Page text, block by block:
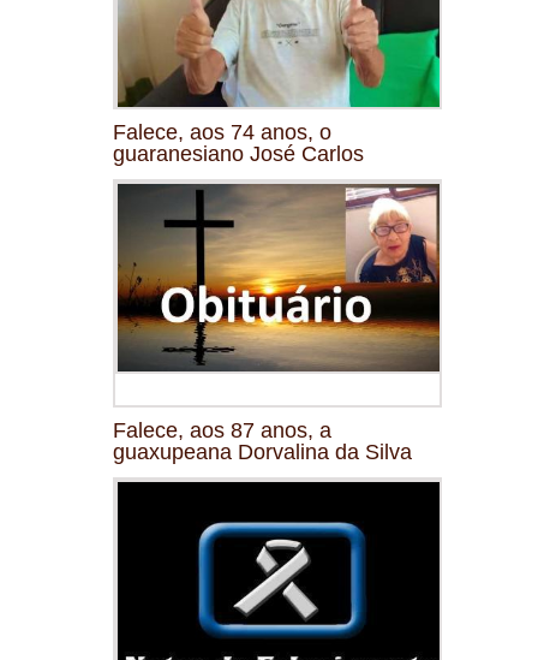
Falece, aos 74 anos, o
guaranesiano José Carlos
Falece, aos 87 anos, a
guaxupeana Dorvalina da Silva